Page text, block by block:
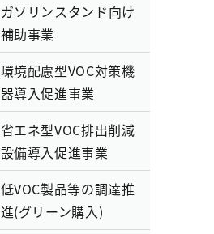
ガソリンスタンド向け
補助事業
環境配慮型VOC対策機
器導入促進事業
省エネ型VOC排出削減
設備導入促進事業
低VOC製品等の調達推
進(グリーン購入)